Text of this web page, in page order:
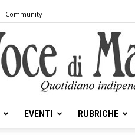
Community
EVENTI RUBRICHE